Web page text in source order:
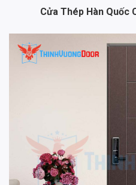
Cửa Thép Hàn Quốc